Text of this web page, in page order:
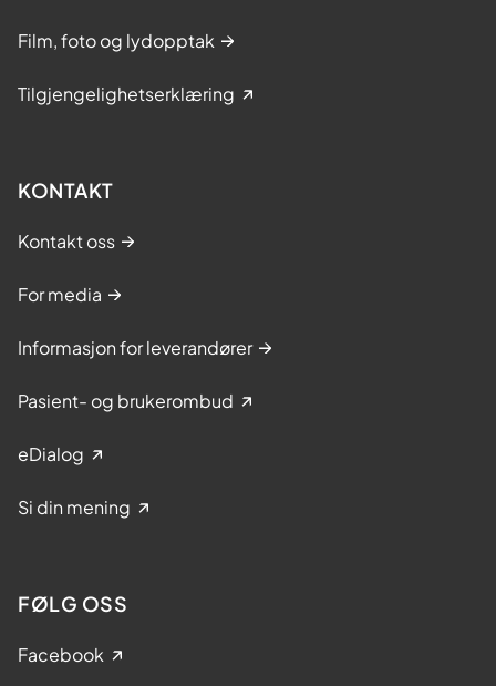
Film, foto og lydopptak
Tilgjengelighetserklæring
KONTAKT
Kontakt oss
For media
Informasjon for leverandører
Pasient- og brukerombud
eDialog
Si din mening
FØLG OSS
Facebook